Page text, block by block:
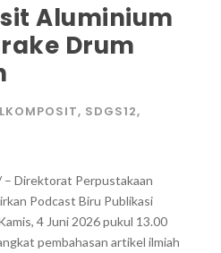
Aluminium
Drum
, SDGS12,
– Direktorat Perpustakaan
Podcast Biru Publikasi
4 Juni 2026 pukul 13.00
pembahasan artikel ilmiah